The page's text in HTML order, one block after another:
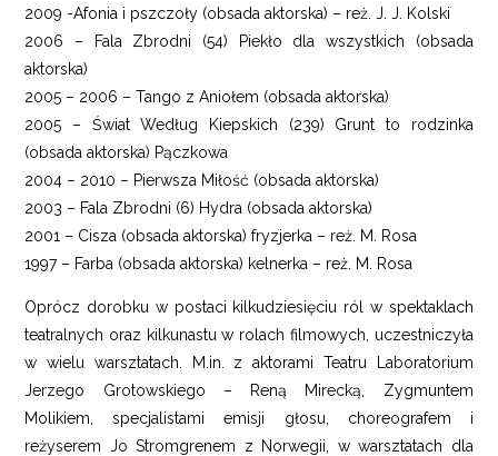
2009 -Afonia i pszczoły (obsada aktorska) – reż. J. J. Kolski
2006 – Fala Zbrodni (54) Piekło dla wszystkich (obsada
aktorska)
2005 – 2006 – Tango z Aniołem (obsada aktorska)
2005 – Świat Według Kiepskich (239) Grunt to rodzinka
(obsada aktorska) Pączkowa
2004 – 2010 – Pierwsza Miłość (obsada aktorska)
2003 – Fala Zbrodni (6) Hydra (obsada aktorska)
2001 – Cisza (obsada aktorska) fryzjerka – reż. M. Rosa
1997 – Farba (obsada aktorska) kelnerka – reż. M. Rosa
Oprócz dorobku w postaci kilkudziesięciu ról w spektaklach
teatralnych oraz kilkunastu w rolach filmowych, uczestniczyła
w wielu warsztatach. M.in. z aktorami Teatru Laboratorium
Jerzego Grotowskiego – Reną Mirecką, Zygmuntem
Molikiem, specjalistami emisji głosu, choreografem i
reżyserem Jo Stromgrenem z Norwegii, w warsztatach dla